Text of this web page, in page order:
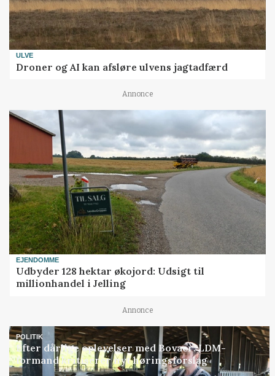
ULVE
Droner og AI kan afsløre ulvens jagtadfærd
Annonce
EJENDOMME
Udbyder 128 hektar økojord: Udsigt til
millionhandel i Jelling
Annonce
POLITIK
Efter dårlige oplevelser med Bovaer: LDM-
formand kritiserer nyt høringsforslag